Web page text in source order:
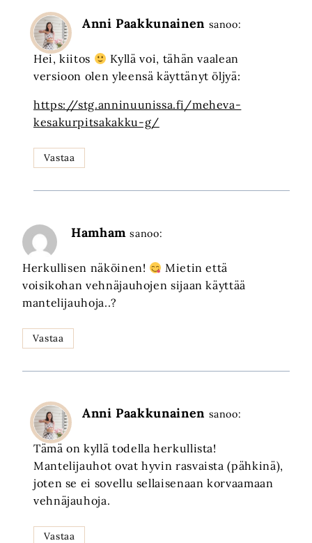
Anni Paakkunainen sanoo:
Hei, kiitos
Kyllä voi, tähän vaalean
versioon olen yleensä käyttänyt öljyä:
https://stg.anninuunissa.fi/meheva-
kesakurpitsakakku-g/
Vastaa
Hamham sanoo:
Herkullisen näköinen!
Mietin että
voisikohan vehnäjauhojen sijaan käyttää
mantelijauhoja..?
Vastaa
Anni Paakkunainen sanoo:
Tämä on kyllä todella herkullista!
Mantelijauhot ovat hyvin rasvaista (pähkinä),
joten se ei sovellu sellaisenaan korvaamaan
vehnäjauhoja.
Vastaa